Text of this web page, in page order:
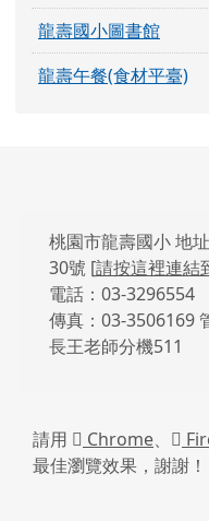
龍壽國小圖書館
龍壽午餐(食材平臺)
頁尾區域內容
桃園市龍壽國小 地
30號 [請按這裡連結
電話：03-3296554
傳真：03-3506169
長王老師分機511
請用 Chrome、
最佳瀏覽效果，謝謝！